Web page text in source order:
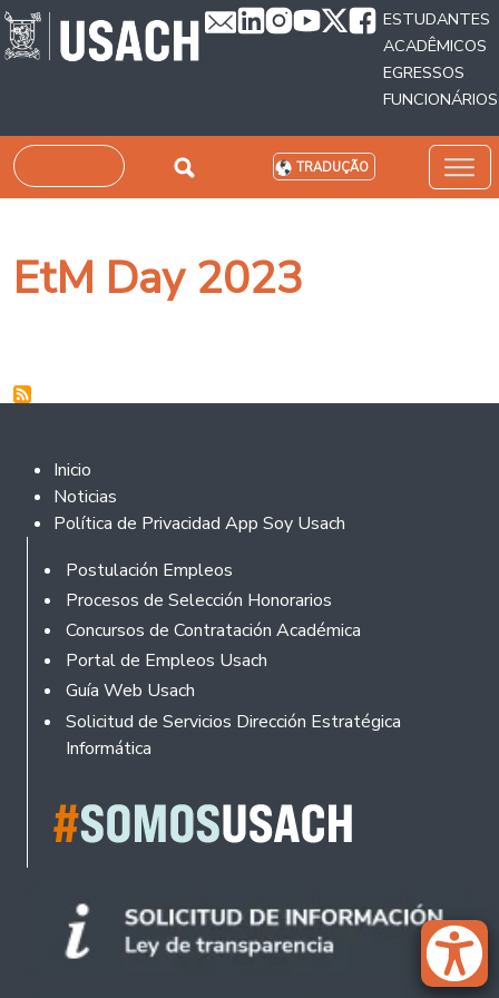
Passar para o conteúdo principal
ESTUDANTES
ACADÊMICOS
EGRESSOS
FUNCIONÁRIOS
Pesquisar TRADUÇÃO
EtM Day 2023
Footer 2
Inicio
Noticias
Política de Privacidad App Soy Usach
Rodapé
Postulación Empleos
Procesos de Selección Honorarios
Concursos de Contratación Académica
Portal de Empleos Usach
Guía Web Usach
Solicitud de Servicios Dirección Estratégica
Informática